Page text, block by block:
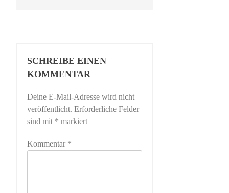
SCHREIBE EINEN
KOMMENTAR
Deine E-Mail-Adresse wird nicht
veröffentlicht. Erforderliche Felder
sind mit * markiert
Kommentar *